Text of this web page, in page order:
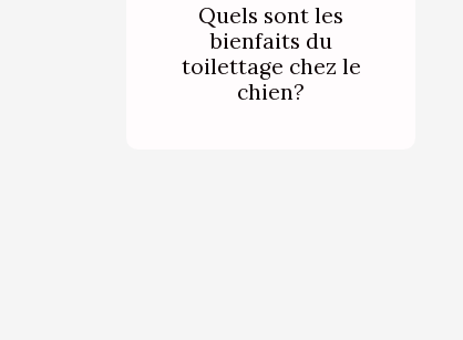
Quels sont les
bienfaits du
toilettage chez le
chien?